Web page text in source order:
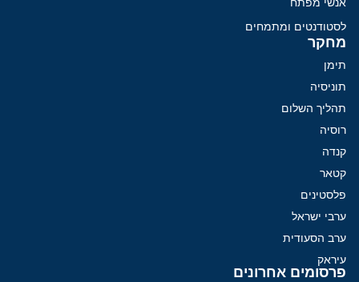
לסטודנטים ומתמחים
מחקר
תימן
תוניסיה
תהליך השלום
רוסיה
קנדה
קטאר
פלסטינים
ערבי ישראל
ערב הסעודית
עיראק
פרסומים אחרונים